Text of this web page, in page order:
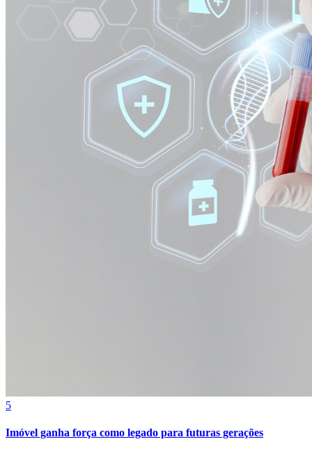
5
Imóvel ganha força como legado para futuras gerações